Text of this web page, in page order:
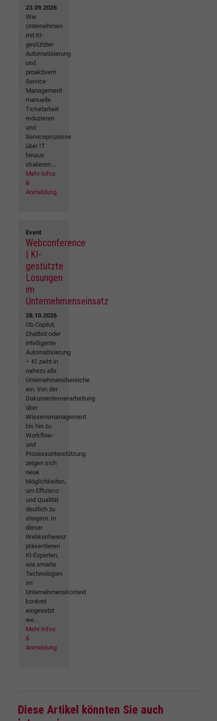
23.09.2026
Wie
Unternehmen
mit KI-
gestützter
Automatisierung
und
proaktivem
Service
Management
manuelle
Ticketarbeit
reduzieren
und
Serviceprozesse
über IT
hinaus
skalieren....
Mehr Infos
&
Anmeldung
Event
Webconference
| KI-
gestützte
Lösungen
im
Unternehmenseinsatz
28.10.2026
Ob Copilot,
Chatbot oder
intelligente
Automatisierung
– KI zieht in
nahezu alle
Unternehmensbereiche
ein. Von der
Dokumentenverarbeitung
über
Wissensmanagement
bis hin zu
Workflow-
und
Prozessunterstützung
zeigen sich
neue
Möglichkeiten,
um Effizienz
und Qualität
deutlich zu
steigern. In
dieser
Webkonferenz
präsentieren
KI-Experten,
wie smarte
Technologien
im
Unternehmenskontext
konkret
eingesetzt
we...
Mehr Infos
&
Anmeldung
Diese Artikel könnten Sie auch